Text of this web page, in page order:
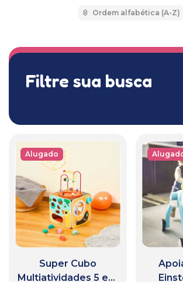
Filtre sua busca
Alugado
Super Cubo
Multiatividades 5 em